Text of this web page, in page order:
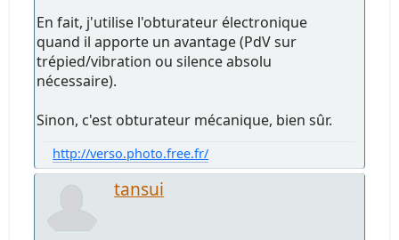
En fait, j'utilise l'obturateur électronique
quand il apporte un avantage (PdV sur
trépied/vibration ou silence absolu
nécessaire).
Sinon, c'est obturateur mécanique, bien sûr.
http://verso.photo.free.fr/
tansui